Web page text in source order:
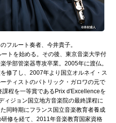
フルート奏者、今井貴子。
トを始める。その後、東京音楽大学付
学部管楽器専攻卒業。2005年に渡仏。
修了し、2007年より国立オルネイ・ス
ティストのパトリック・ガロワの元で
程を一等賞であるPrix d'Excellenceを
ィジョン国立地方音楽院の最終課程に
同時期にフランス国立音楽教育者養成
修を経て、2011年音楽教育国家資格